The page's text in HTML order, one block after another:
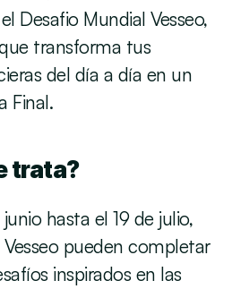
Desafio Mundial Vesseo,
transforma tus
del día a día en un
Final.
trata?
hasta el 19 de julio,
Vesseo pueden completar
inspirados en las